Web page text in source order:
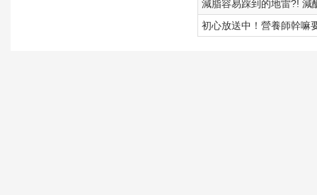
減脂容易踩到的地雷?! 減
初心放送中！營養師幹嘛